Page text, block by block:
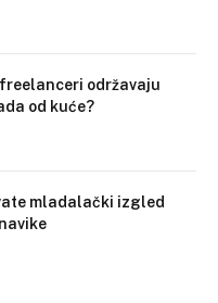
održavaju
od kuće?
mladalački izgled